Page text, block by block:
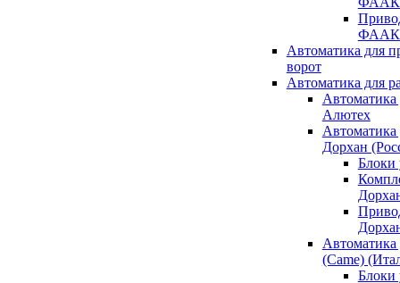
ФААК
Автоматика для
ворот
Автоматика для
Алютех
Дорхан
Блоки
(Came)
Блоки